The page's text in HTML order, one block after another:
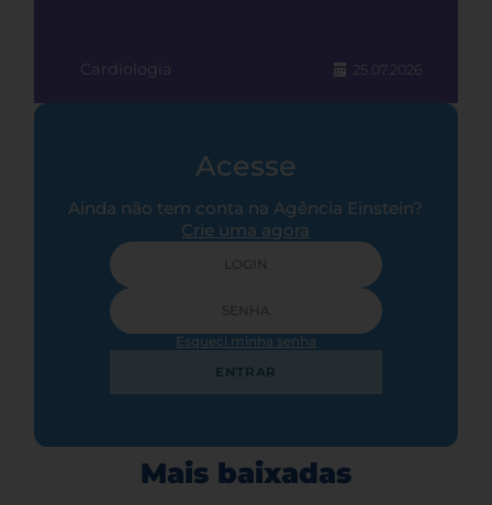
Cardiologia 25.07.2026
Acesse
Ainda não tem conta na Agência Einstein?
Crie uma agora
Esqueci minha senha
ENTRAR
Mais baixadas